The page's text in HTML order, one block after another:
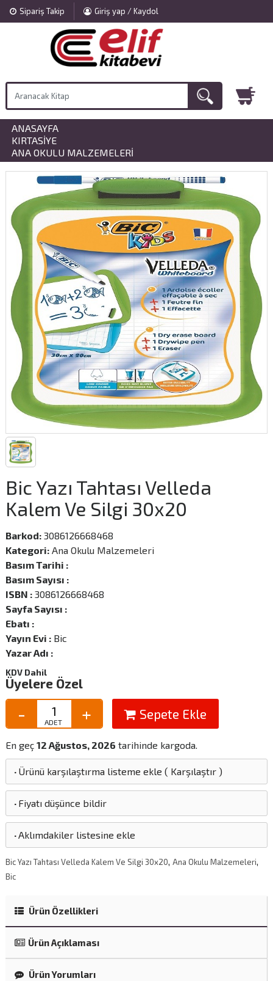
Sipariş Takip Giriş yap / Kaydol
ANASAYFA
KIRTASIYE
ANA OKULU MALZEMELERI
Bic Yazı Tahtası Velleda
Kalem Ve Silgi 30x20
Barkod:3086126668468
Kategori: Ana Okulu Malzemeleri
Basım Tarihi :
Basım Sayısı :
ISBN :3086126668468
Sayfa Sayısı :
Ebatı :
Yayın Evi :Bic
Yazar Adı :
KDV Dahil
Üyelere Özel
Sepete Ekle
En geç 12 Ağustos, 2026 tarihinde kargoda.
· Ürünü karşılaştırma listeme ekle ( Karşılaştır)
· Fiyatı düşünce bildir
·Aklımdakiler listesine ekle
Bic Yazı Tahtası Velleda Kalem Ve Silgi 30x20, Ana Okulu Malzemeleri,
Bic
Ürün Özellikleri
Ürün Açıklaması
Ürün Yorumları